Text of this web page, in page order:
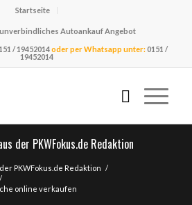
Startseite
Autoankauf Angebot
/ 19452014oder per Whatsapp unter:0151 /
19452014
der PKWFokus.de Redaktion
PKWFokus.de Redaktion /
/
online verkaufen